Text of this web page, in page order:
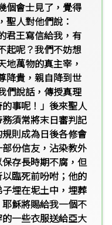
個會士見了，覺得
聖人對他們說：
君王寫信給我，有
起呢？我們不妨想
地萬物的真主宰，
降貴，親自降到世
們說話，傳授真理
事呢！」後來聖人
須常將末日審判記
則成為日後各修會
份信友，沾染教外
存長時期不腐，但
臨死前吩咐；他的
埋在坭土中，埋葬
穌將賜給我一個不
一些衣服送給亞大